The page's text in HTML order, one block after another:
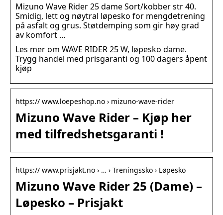
Mizuno Wave Rider 25 dame Sort/kobber str 40.
Smidig, lett og nøytral løpesko for mengdetrening
på asfalt og grus. Støtdemping som gir høy grad
av komfort …
Les mer om WAVE RIDER 25 W, løpesko dame.
Trygg handel med prisgaranti og 100 dagers åpent
kjøp
https:// www.loepeshop.no › mizuno-wave-rider
Mizuno Wave Rider – Kjøp her
med tilfredshetsgaranti !
https:// www.prisjakt.no › … › Treningssko › Løpesko
Mizuno Wave Rider 25 (Dame) –
Løpesko – Prisjakt